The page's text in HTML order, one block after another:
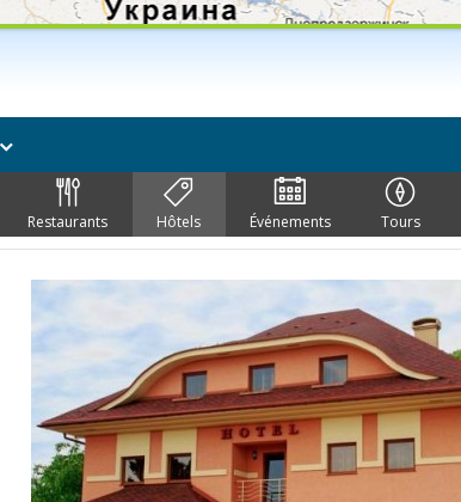
Restaurants Hôtels Événements Tours